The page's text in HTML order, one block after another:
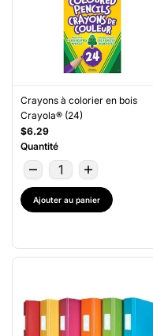
Crayons à colorier en bois
Crayola® (24)
$6.29
Quantité
Ajouter au panier